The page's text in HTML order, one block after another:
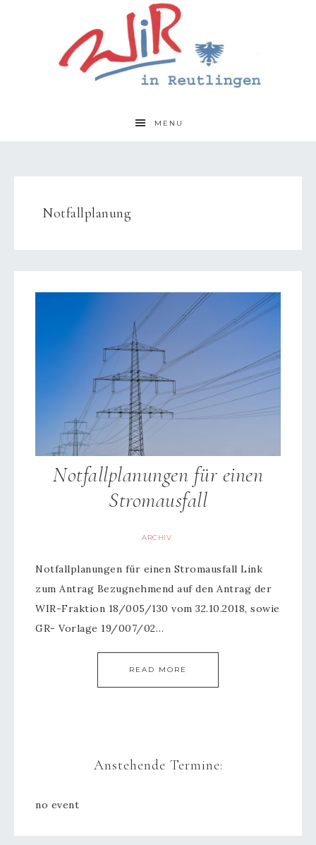
MENU
Notfallplanung
Notfallplanungen für einen
Stromausfall
ARCHIV
Notfallplanungen für einen Stromausfall Link
zum Antrag Bezugnehmend auf den Antrag der
WIR-Fraktion 18/005/130 vom 32.10.2018, sowie
GR- Vorlage 19/007/02…
READ MORE
Anstehende Termine:
no event